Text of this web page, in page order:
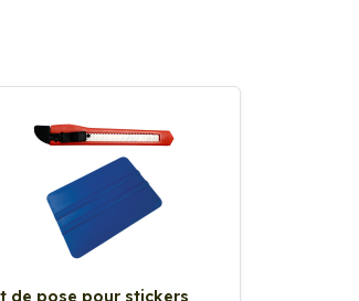
de pose pour stickers